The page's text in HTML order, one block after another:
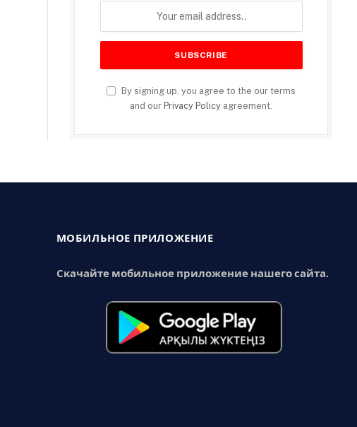
By signing up, you agree to the our terms
and our Privacy Policy agreement.
МОБИЛЬНОЕ ПРИЛОЖЕНИЕ
Скачайте мобильное приложение нашего сайта.